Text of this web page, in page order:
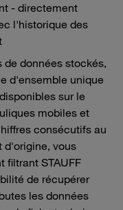
- directement
l'historique des
de données stockés,
d'ensemble unique
sur le
mobiles et
consécutifs au
d'origine, vous
filtrant STAUFF
de récupérer
les données